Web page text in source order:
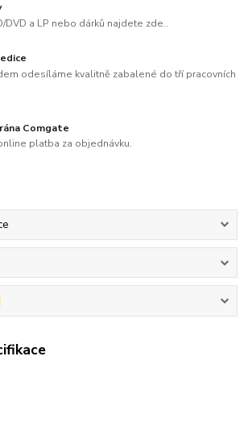
DVD a LP nebo dárků najdete zde..
odesíláme kvalitně zabalené do tří pracovních
Comgate
platba za objednávku.